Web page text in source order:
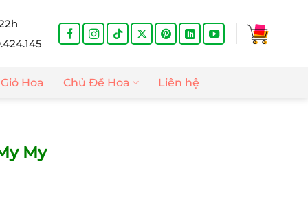
Giỏ Hoa Chủ Đề Hoa Liên hệ
My